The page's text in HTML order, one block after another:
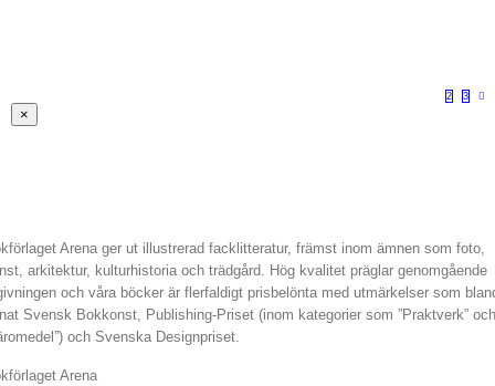
2 3
Stäng
snabbvy
×
Arena ger ut illustrerad facklitteratur, främst inom ämnen som foto,
arkitektur, kulturhistoria och trädgård. Hög kvalitet präglar genomgående
och våra böcker är flerfaldigt prisbelönta med utmärkelser som
Svensk Bokkonst, Publishing-Priset (inom kategorier som ”Praktverk” och
och Svenska Designpriset.
Arena